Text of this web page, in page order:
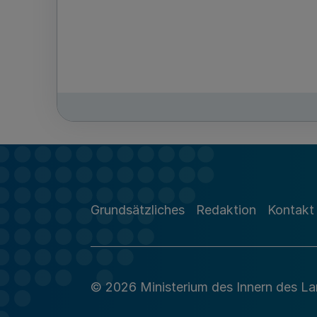
Grundsätzliches Redaktion Kontakt
© 2026 Ministerium des Innern des